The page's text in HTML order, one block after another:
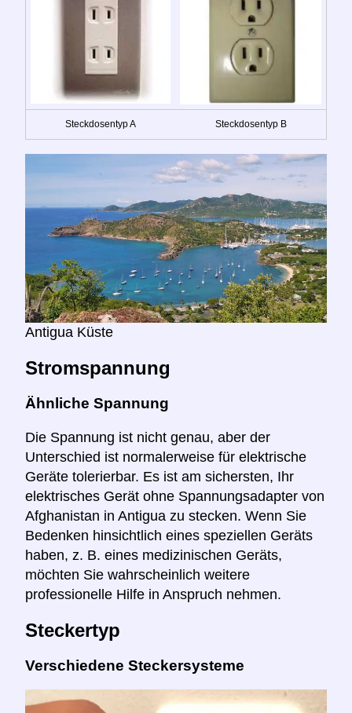
Steckdosentyp A Steckdosentyp B
Antigua Küste
Stromspannung
Ähnliche Spannung
Die Spannung ist nicht genau, aber der
Unterschied ist normalerweise für elektrische
Geräte tolerierbar. Es ist am sichersten, Ihr
elektrisches Gerät ohne Spannungsadapter von
Afghanistan in Antigua zu stecken. Wenn Sie
Bedenken hinsichtlich eines speziellen Geräts
haben, z. B. eines medizinischen Geräts,
möchten Sie wahrscheinlich weitere
professionelle Hilfe in Anspruch nehmen.
Steckertyp
Verschiedene Steckersysteme